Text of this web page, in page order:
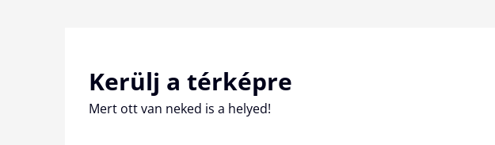
Kerülj a térképre
Mert ott van neked is a helyed!